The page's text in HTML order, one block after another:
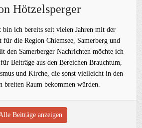
Hötzelsperger
ich bereits seit vielen Jahren mit der
für die Region Chiemsee, Samerberg und
den Samerberger Nachrichten möchte ich
Beiträge aus den Bereichen Brauchtum,
und Kirche, die sonst vielleicht in den
breiten Raum bekommen würden.
Beiträge anzeigen